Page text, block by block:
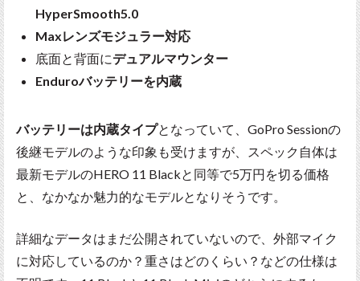
HyperSmooth5.0
Maxレンズモジュラー対応
底面と背面にデュアルマウンター
Enduroバッテリーを内蔵
バッテリーは内蔵タイプとなっていて、GoPro Sessionの
後継モデルのような印象も受けますが、スペック自体は
最新モデルのHERO 11 Blackと同等で5万円を切る価格
と、なかなか魅力的なモデルとなりそうです。
詳細なデータはまだ公開されていないので、外部マイク
に対応しているのか？重さはどのくらい？などの仕様は